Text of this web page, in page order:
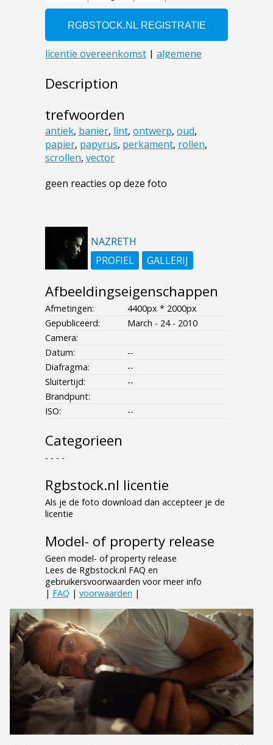
Description
trefwoorden
antiek, banier, lint, ontwerp, oud,
papier, papyrus, perkament, rollen,
scrollen, vector
geen reacties op deze foto
NAZRETH
PROFIEL
GALLERIJ
Afbeeldingseigenschappen
Afmetingen:
4400px * 2000px
Gepubliceerd:
March - 24 - 2010
Camera:
Datum:
--
Diafragma:
--
Sluitertijd:
--
Brandpunt:
ISO:
--
Categorieen
- - - -
Rgbstock.nl licentie
Als je de foto download dan accepteer je de
licentie
Model- of property release
Geen model- of property release
Lees de Rgbstock.nl FAQ en
gebruikersvoorwaarden voor meer info
| FAQ | voorwaarden |